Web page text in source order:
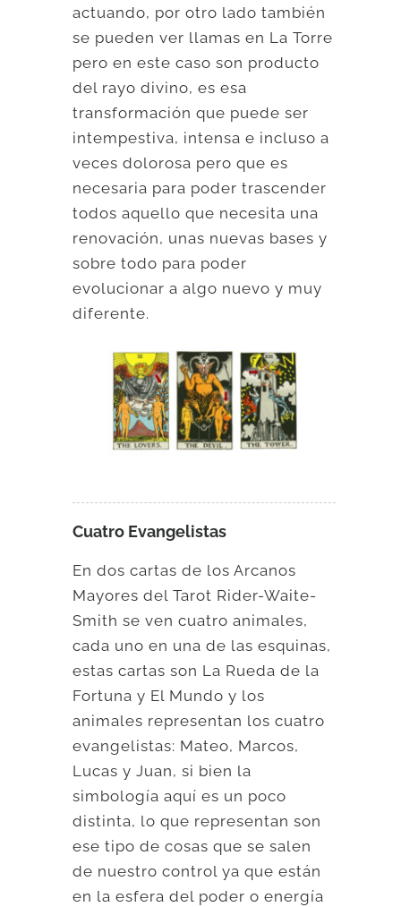
actuando, por otro lado también
se pueden ver llamas en La Torre
pero en este caso son producto
del rayo divino, es esa
transformación que puede ser
intempestiva, intensa e incluso a
veces dolorosa pero que es
necesaria para poder trascender
todos aquello que necesita una
renovación, unas nuevas bases y
sobre todo para poder
evolucionar a algo nuevo y muy
diferente.
Cuatro Evangelistas
En dos cartas de los Arcanos
Mayores del Tarot Rider-Waite-
Smith se ven cuatro animales,
cada uno en una de las esquinas,
estas cartas son La Rueda de la
Fortuna y El Mundo y los
animales representan los cuatro
evangelistas: Mateo, Marcos,
Lucas y Juan, si bien la
simbología aquí es un poco
distinta, lo que representan son
ese tipo de cosas que se salen
de nuestro control ya que están
en la esfera del poder o energía